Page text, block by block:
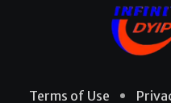
Terms of Use